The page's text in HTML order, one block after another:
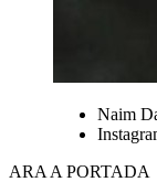
Naim
ARA A PORTADA